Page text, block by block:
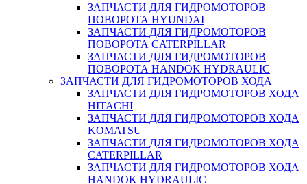
ЗАПЧАСТИ ДЛЯ ГИДРОМОТОРОВ
ПОВОРОТА HYUNDAI
ЗАПЧАСТИ ДЛЯ ГИДРОМОТОРОВ
ПОВОРОТА CATERPILLAR
ЗАПЧАСТИ ДЛЯ ГИДРОМОТОРОВ
ПОВОРОТА HANDOK HYDRAULIC
ЗАПЧАСТИ ДЛЯ ГИДРОМОТОРОВ ХОДА
ЗАПЧАСТИ ДЛЯ ГИДРОМОТОРОВ ХОДА
HITACHI
ЗАПЧАСТИ ДЛЯ ГИДРОМОТОРОВ ХОДА
KOMATSU
ЗАПЧАСТИ ДЛЯ ГИДРОМОТОРОВ ХОДА
CATERPILLAR
ЗАПЧАСТИ ДЛЯ ГИДРОМОТОРОВ ХОДА
HANDOK HYDRAULIC